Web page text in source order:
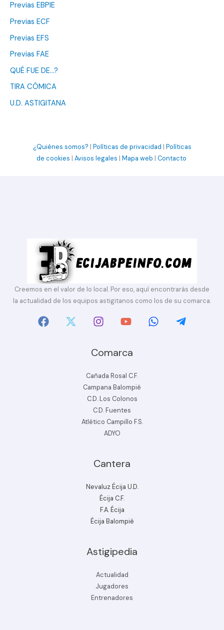
Previas EBPIE
Previas ECF
Previas EFS
Previas FAE
QUÉ FUE DE…?
TIRA CÓMICA
U.D. ASTIGITANA
¿Quiénes somos? | Políticas de privacidad | Políticas
de cookies | Avisos legales | Mapa web | Contacto
Creemos en el valor de lo local. Por eso, aquí encontrarás desde
la actualidad de los equipos astigitanos como los de su comarca.
Comarca
Cañada Rosal C.F.
Campana Balompié
C.D. Los Colonos
C.D. Fuentes
Atlético Campillo F.S.
ADYO
Cantera
Nevaluz Écija U.D.
Écija C.F.
F.A. Écija
Écija Balompié
Astigipedia
Actualidad
Jugadores
Entrenadores